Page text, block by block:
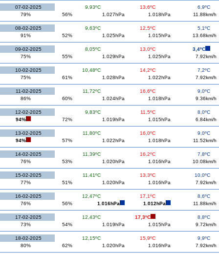
07-02-2025 9,93ºC 13,6ºC
6,9ºC
79%
56% 1.027hPa 1.018hPa 11.88km/h
08-02-2025 9,63ºC 12,5ºC
5,1ºC
91%
52% 1.025hPa 1.015hPa 13.68km/h
09-02-2025 8,05ºC 13,0ºC
3,4ºC
75%
55% 1.029hPa 1.025hPa 7.92km/h
10-02-2025 10,48ºC 14,2ºC
7,2ºC
75%
61% 1.028hPa 1.022hPa 7.92km/h
11-02-2025 11,72ºC 16,6ºC
9,0ºC
86%
60% 1.024hPa 1.018hPa 9.36km/h
12-02-2025 9,83ºC 11,5ºC
8,0ºC
94%
72% 1.019hPa 1.015hPa 6.84km/h
13-02-2025 11,80ºC 16,0ºC
9,0ºC
94%
57% 1.022hPa 1.018hPa 11.52km/h
14-02-2025 11,39ºC 16,2ºC
7,8ºC
76%
53% 1.020hPa 1.016hPa 10.08km/h
15-02-2025 11,41ºC 13,3ºC
10,0ºC
77%
51% 1.020hPa 1.016hPa 7.92km/h
16-02-2025 12,47ºC 17,1ºC
8,6ºC
76%
56% 1.016hPa 1.012hPa 11.88km/h
17-02-2025 12,43ºC 17,3ºC
8,8ºC
73%
54% 1.019hPa 1.015hPa 9.72km/h
18-02-2025 12,15ºC 15,9ºC
9,9ºC
80%
62% 1.020hPa 1.016hPa 7.92km/h